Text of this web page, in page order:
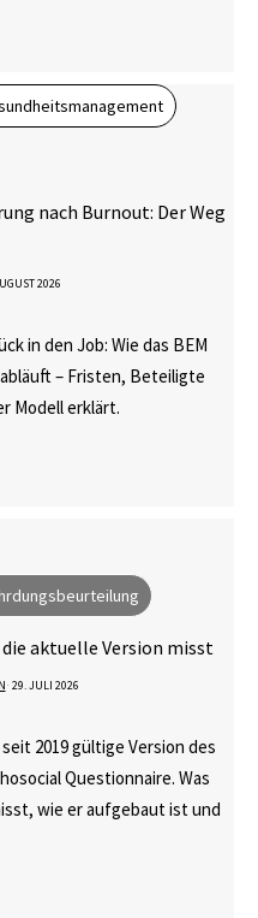
nach Burnout: Der Weg
2026
in den Job: Wie das BEM
abläuft – Fristen, Beteiligte
Modell erklärt.
die aktuelle Version misst
⋅ 29. JULI 2026
2019 gültige Version des
Questionnaire. Was
wie er aufgebaut ist und